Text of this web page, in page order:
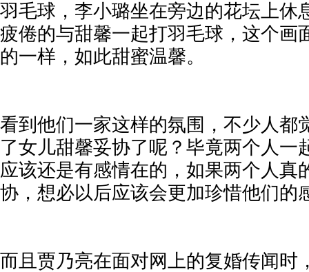
羽毛球，李小璐坐在旁边的花坛上休
疲倦的与甜馨一起打羽毛球，这个画
的一样，如此甜蜜温馨。
看到他们一家这样的氛围，不少人都
了女儿甜馨妥协了呢？毕竟两个人一
应该还是有感情在的，如果两个人真
协，想必以后应该会更加珍惜他们的
而且贾乃亮在面对网上的复婚传闻时